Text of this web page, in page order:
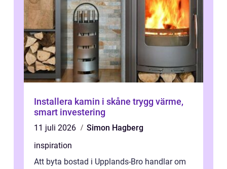
Installera kamin i skåne trygg värme,
smart investering
11 juli 2026
Simon Hagberg
inspiration
Att byta bostad i Upplands-Bro handlar om